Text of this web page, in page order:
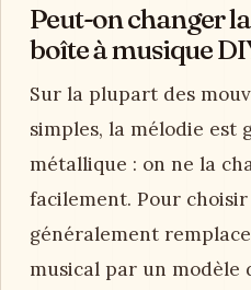
Peut-on changer
boîte à musique
Sur la plupart des
simples, la mélodie est
métallique : on ne la
facilement. Pour
généralement
musical par un modèle